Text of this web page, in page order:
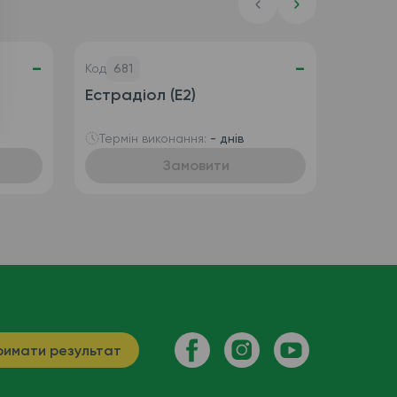
- Код 681 -
Естрадіол (E2)
Термін виконання: - днів
Замовити
результат